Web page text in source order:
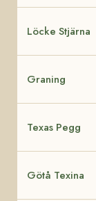
Löcke Stjärna
Graning
Texas Pegg
Götå Texina